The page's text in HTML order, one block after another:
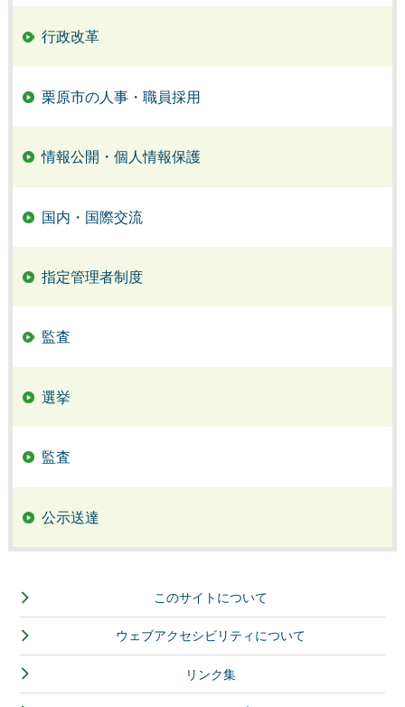
行政改革
栗原市の人事・職員採用
情報公開・個人情報保護
国内・国際交流
指定管理者制度
監査
選挙
監査
公示送達
このサイトについて
ウェブアクセシビリティについて
リンク集